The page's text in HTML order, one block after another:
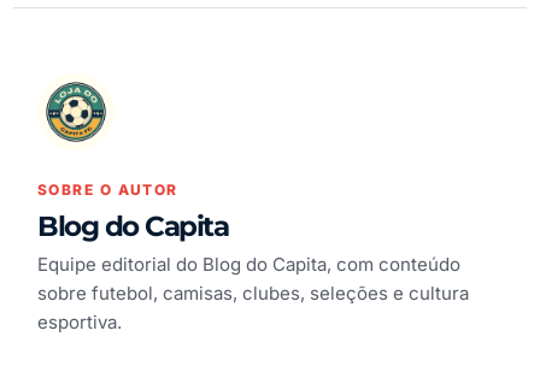
SOBRE O AUTOR
Blog do Capita
Equipe editorial do Blog do Capita, com conteúdo
sobre futebol, camisas, clubes, seleções e cultura
esportiva.